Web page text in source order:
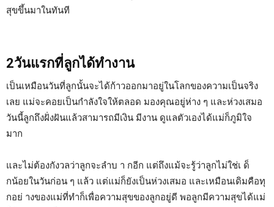
สุขขึ้นมาในทันที
2วันแรกที่ลูกได้ทำงาน
เป็นเหมือนวันที่ลูกนั้นจะได้ก้าวออกมาอยู่ในโลกของความเป็นจริง
เลย แม่จะคอยเป็นกำลังใจให้ตลอด มองคุณอยู่ห่าง ๆ และห่วงเสมอ
วันนี้ลูกถึงฝั่งฝันแล้วสามารถมีเงิน มีงาน ดูแลตัวเองได้แม่ก็ภูมิใจ
มาก
และไม่ต้องกังวลว่าลูกจะลำบ า กอีก แต่ถึงแม้จะรู้ว่าลูกไม่ใช่เ ด็
กน้อยในวันก่อน ๆ แล้ว แต่แม่ก็ยังเป็นห่วงเสมอ และเหมือนเดิมคือทุ
กอย่ างของแม่ที่ทำก็เพื่อความสุขของลูกอยู่ดี พอลูกมีความสุขได้แม่